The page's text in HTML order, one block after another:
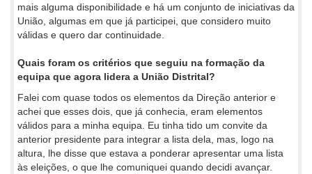
mais alguma disponibilidade e há um conjunto de iniciativas da
União, algumas em que já participei, que considero muito
válidas e quero dar continuidade.
Quais foram os critérios que seguiu na formação da
equipa que agora lidera a União Distrital?
Falei com quase todos os elementos da Direção anterior e
achei que esses dois, que já conhecia, eram elementos
válidos para a minha equipa. Eu tinha tido um convite da
anterior presidente para integrar a lista dela, mas, logo na
altura, lhe disse que estava a ponderar apresentar uma lista
às eleições, o que lhe comuniquei quando decidi avançar.